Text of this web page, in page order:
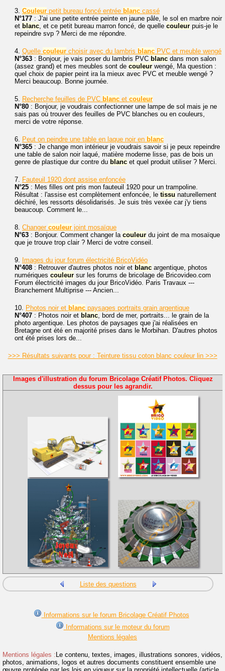
3. Couleur petit bureau foncé entrée blanc cassé
N°177 : J'ai une petite entrée peinte en jaune pâle, le sol en marbre noir
et blanc, et ce petit bureau marron foncé, de quelle couleur puis-je le
repeindre svp ? Merci de me répondre.
4. Quelle couleur choisir avec du lambris blanc PVC et meuble wengé
N°363 : Bonjour, je vais poser du lambris PVC blanc dans mon salon
(assez grand) et mes meubles sont de couleur wengé, Ma question :
quel choix de papier peint ira la mieux avec PVC et meuble wengé ?
Merci beaucoup. Bonne journée.
5. Recherche feuilles de PVC blanc et couleur
N°80 : Bonjour, je voudrais confectionner une lampe de sol mais je ne
sais pas où trouver des feuilles de PVC blanches ou en couleurs,
merci de votre réponse.
6. Peut on peindre une table en laque noir en blanc
N°365 : Je change mon intérieur je voudrais savoir si je peux repeindre
une table de salon noir laqué, matière moderne lisse, pas de bois un
genre de plastique dur contre du blanc et quel produit utiliser ? Merci.
7. Fauteuil 1920 dont assise enfoncée
N°25 : Mes filles ont pris mon fauteuil 1920 pour un trampoline.
Résultat : l'assise est complètement enfoncée, le tissu naturellement
déchiré, les ressorts désolidarisés. Je suis très vexée car j'y tiens
beaucoup. Comment le...
8. Changer couleur joint mosaïque
N°63 : Bonjour. Comment changer la couleur du joint de ma mosaïque
que je trouve trop clair ? Merci de votre conseil.
9. Images du jour forum électricité BricoVidéo
N°408 : Retrouver d'autres photos noir et blanc argentique, photos
numériques couleur sur les forums de bricolage de Bricovideo.com
Forum électricité images du jour BricoVidéo. Paris Travaux ---
Branchement Multiprise --- Ancien...
10. Photos noir et blanc paysages portraits grain argentique
N°407 : Photos noir et blanc, bord de mer, portraits... le grain de la
photo argentique. Les photos de paysages que j'ai réalisées en
Bretagne ont été en majorité prises dans le Morbihan. D'autres photos
ont été prises lors de...
>>> Résultats suivants pour : Teinture tissu coton blanc couleur lin >>>
Images d'illustration du forum Bricolage Créatif Photos. Cliquez
dessus pour les agrandir.
Liste des questions
Informations sur le forum Bricolage Créatif Photos
Informations sur le moteur du forum
Mentions légales
Mentions légales : Le contenu, textes, images, illustrations sonores, vidéos,
photos, animations, logos et autres documents constituent ensemble une